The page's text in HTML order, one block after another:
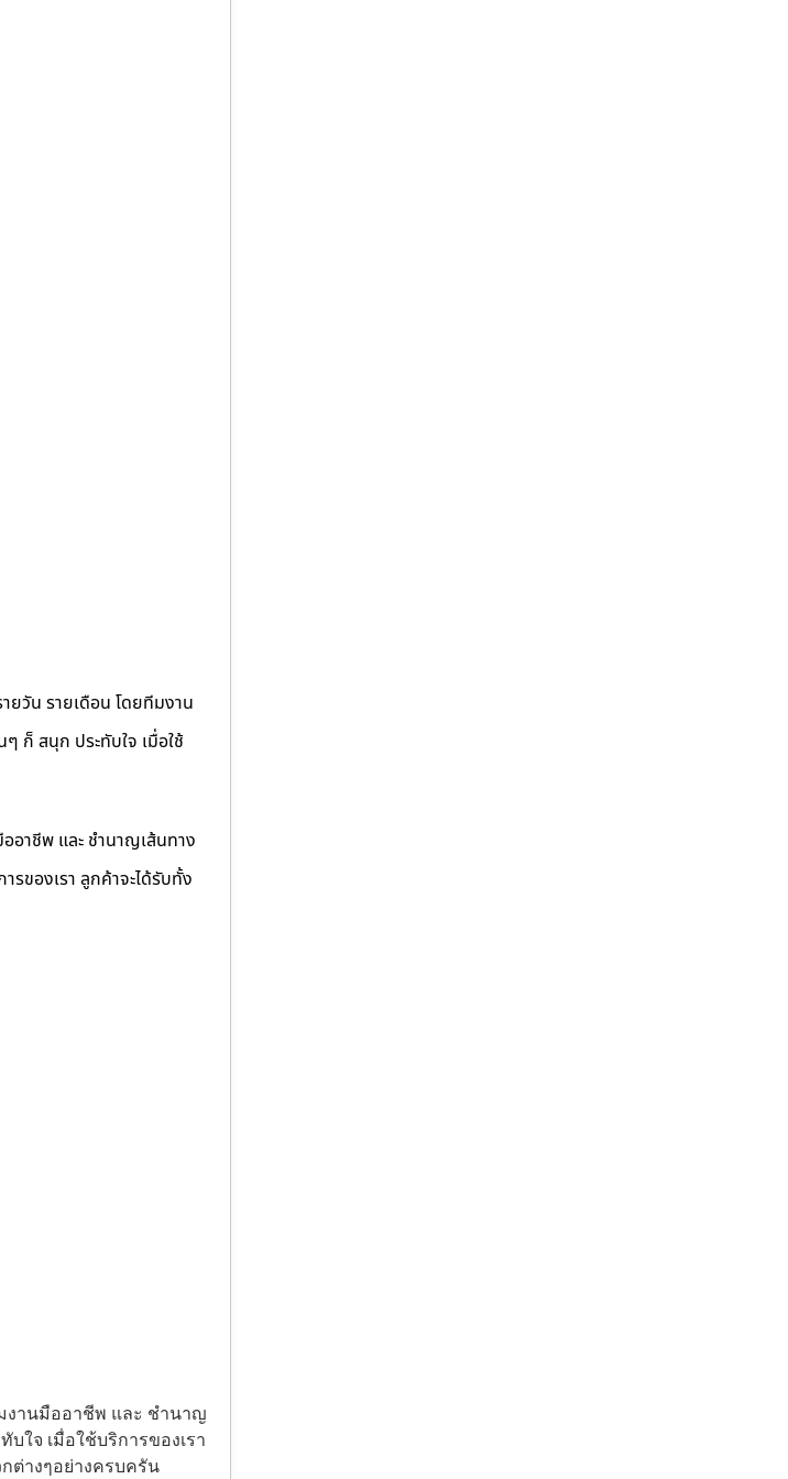
ยวัน รายเดือน โดยทีมงาน
ก็ สนุก ประทับใจ เมื่อใช้
อาชีพ และ ชำนาญเส้นทาง
ของเรา ลูกค้าจะได้รับทั้ง
งานมืออาชีพ และ ชำนาญ
ใจ เมื่อใช้บริการของเรา
ต่างๆอย่างครบครัน